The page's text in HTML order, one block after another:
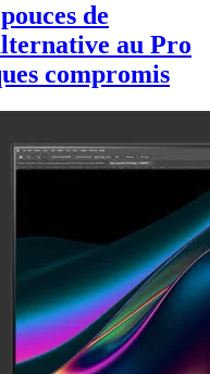
de
au Pro
compromis